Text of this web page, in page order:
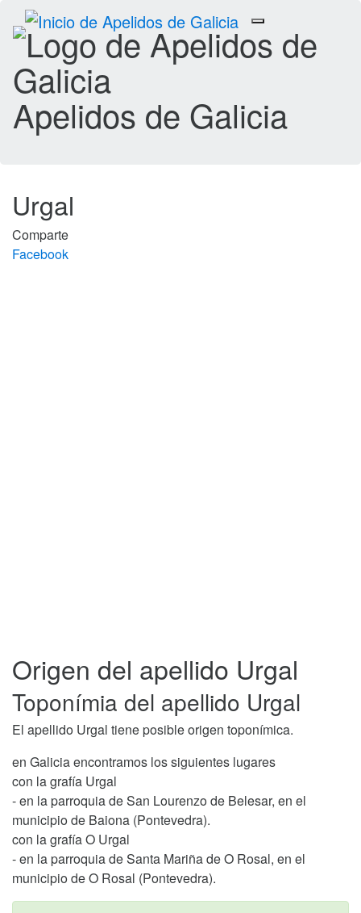
Toggle
navigation
Apelidos de Galicia
Urgal
Comparte
Facebook
Origen del apellido Urgal
Toponímia del apellido Urgal
El apellido Urgal tiene posible origen toponímica.
en Galicia encontramos los siguientes lugares
con la grafía Urgal
- en la parroquia de San Lourenzo de Belesar, en el
municipio de Baiona (Pontevedra).
con la grafía O Urgal
- en la parroquia de Santa Mariña de O Rosal, en el
municipio de O Rosal (Pontevedra).